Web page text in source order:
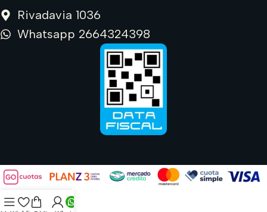
Rivadavia 1036
Whatsapp 2664324398